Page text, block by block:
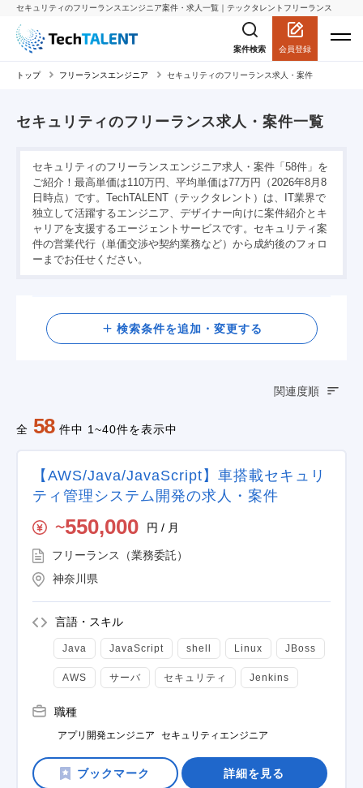
セキュリティのフリーランスエンジニア案件・求人一覧｜テックタレントフリーランス
案件検索 会員登録
トップ フリーランスエンジニア セキュリティのフリーランス求人・案件
セキュリティのフリーランス求人・案件一覧
セキュリティのフリーランスエンジニア求人・案件「58件」を
ご紹介！最高単価は110万円、平均単価は77万円（2026年8月8
日時点）です。TechTALENT（テックタレント）は、IT業界で
独立して活躍するエンジニア、デザイナー向けに案件紹介とキ
ャリアを支援するエージェントサービスです。セキュリティ案
件の営業代行（単価交渉や契約業務など）から成約後のフォロ
ーまでお任せください。
検索
検索条件を追加・変更する
全 58 件中 1~40件を表示中
関連度順
【AWS/Java/JavaScript】車搭載セキュリ
ティ管理システム開発の求人・案件
〜550,000 円 / 月
フリーランス（業務委託）
神奈川県
言語・スキル
Java JavaScript shell Linux JBoss
AWS サーバ セキュリティ Jenkins
職種
アプリ開発エンジニア セキュリティエンジニア
詳細を見る